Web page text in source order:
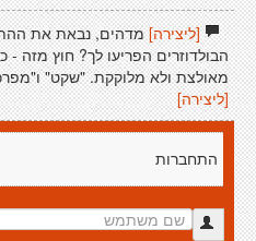
[ליצירה]
הבולדוזרים הפריעו לך? חוץ מזה
מאולצת ולא מלוקקת. "שקט"
[ליצירה]
התחברות